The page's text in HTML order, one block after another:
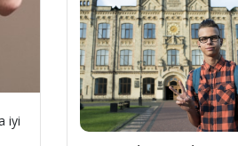
iyi